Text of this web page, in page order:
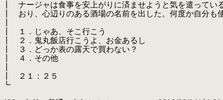
┃ ナージャは食事を安上がりに済ませようと気を遣ってい
┃ おり、心辺りのある酒場の名前を出した。何度か自分も
┃ １．じゃあ、そこ行こう
┃ ２．鬼丸飯店行こうよ、お金あるし
┃ ３．どっか表の露天で買わない？
┃ ４．その他
┃ ２１：２５
┗